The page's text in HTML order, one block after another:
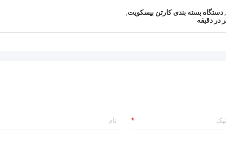
,دستگاه بسته بندی کارتن بیسکویت,